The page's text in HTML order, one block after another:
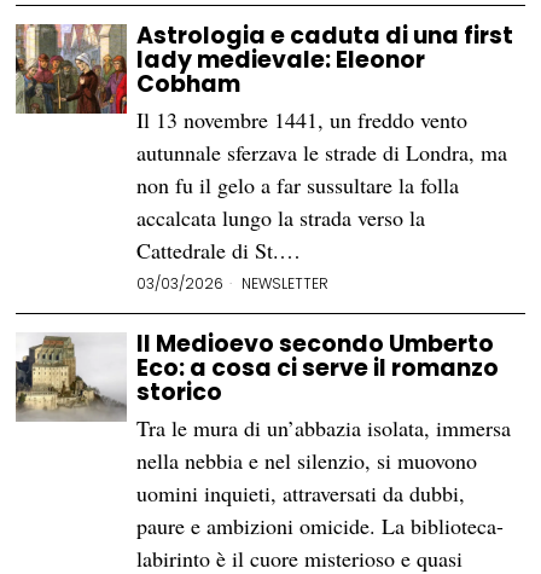
Astrologia e caduta di una first
lady medievale: Eleonor
Cobham
Il 13 novembre 1441, un freddo vento
autunnale sferzava le strade di Londra, ma
non fu il gelo a far sussultare la folla
accalcata lungo la strada verso la
Cattedrale di St.…
03/03/2026 NEWSLETTER
Il Medioevo secondo Umberto
Eco: a cosa ci serve il romanzo
storico
Tra le mura di un’abbazia isolata, immersa
nella nebbia e nel silenzio, si muovono
uomini inquieti, attraversati da dubbi,
paure e ambizioni omicide. La biblioteca-
labirinto è il cuore misterioso e quasi